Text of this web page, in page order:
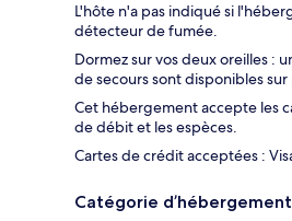
L'hôte n'a pas indiqué si
détecteur de fumée.
Dormez sur vos deux oreilles :
de secours sont disponibles sur
Cet hébergement accepte les
de débit et les espèces.
Cartes de crédit acceptées :
Catégorie d’hébergement